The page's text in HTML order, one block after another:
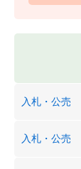
入札・公売
入札・公売